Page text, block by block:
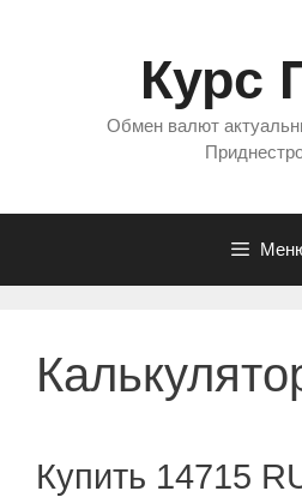
Курс
Обмен валют
Купить 14715